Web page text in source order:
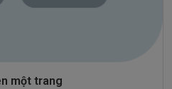
một trang